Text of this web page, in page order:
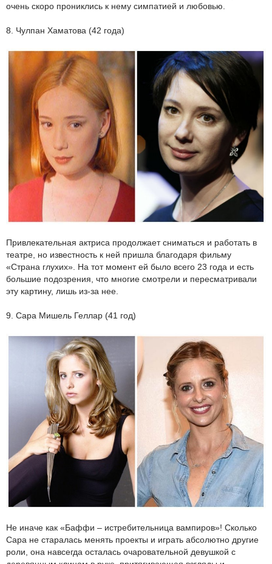
очень скоро прониклись к нему симпатией и любовью.
8. Чулпан Хаматова (42 года)
Привлекательная актриса продолжает сниматься и работать в
театре, но известность к ней пришла благодаря фильму
«Страна глухих». На тот момент ей было всего 23 года и есть
большие подозрения, что многие смотрели и пересматривали
эту картину, лишь из-за нее.
9. Сара Мишель Геллар (41 год)
Не иначе как «Баффи – истребительница вампиров»! Сколько
Сара не старалась менять проекты и играть абсолютно другие
роли, она навсегда осталась очаровательной девушкой с